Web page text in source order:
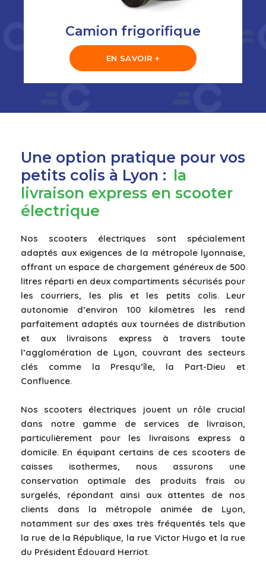
Camion frigorifique
EN SAVOIR +
Une option pratique pour vos
petits colis à Lyon : la
livraison express en scooter
électrique
Nos scooters électriques sont spécialement
adaptés aux exigences de la métropole lyonnaise,
offrant un espace de chargement généreux de 500
litres réparti en deux compartiments sécurisés pour
les courriers, les plis et les petits colis. Leur
autonomie d’environ 100 kilomètres les rend
parfaitement adaptés aux tournées de distribution
et aux livraisons express à travers toute
l’agglomération de Lyon, couvrant des secteurs
clés comme la Presqu’île, la Part-Dieu et
Confluence.
Nos scooters électriques jouent un rôle crucial
dans notre gamme de services de livraison,
particulièrement pour les livraisons express à
domicile. En équipant certains de ces scooters de
caisses isothermes, nous assurons une
conservation optimale des produits frais ou
surgelés, répondant ainsi aux attentes de nos
clients dans la métropole animée de Lyon,
notamment sur des axes très fréquentés tels que
la rue de la République, la rue Victor Hugo et la rue
du Président Édouard Herriot.